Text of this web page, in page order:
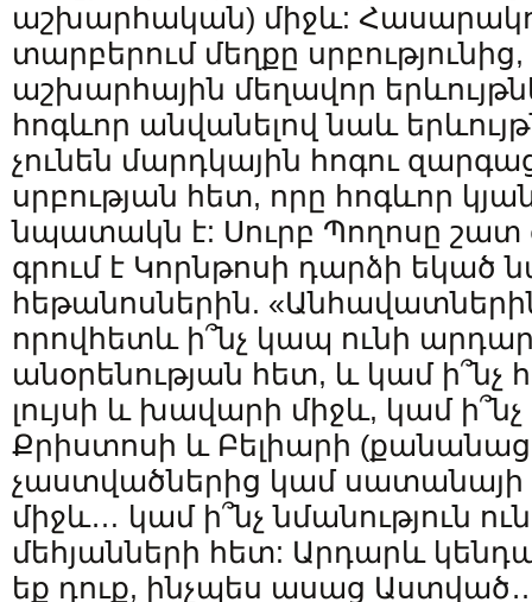
աշխարհական) միջև:
տարբերում մեղքը
աշխարհային մեղավոր
հոգևոր անվանելով նաև
չունեն մարդկային հոգու
սրբության հետ, որը հոգևոր
նպատակն է: Սուրբ Պողոսը շատ
գրում է Կորնթոսի դարձի եկած
հեթանոսներին.
որովհետև ի՞նչ կապ ունի
անօրենության հետ, և կամ ի՞նչ
լույսի և խավարի միջև, կամ
Քրիստոսի և Բելիարի
չաստվածներից կամ սատանայի
միջև… կամ ի՞նչ նմանություն
մեհյանների հետ: Արդարև
եք դուք, ինչպես ասաց